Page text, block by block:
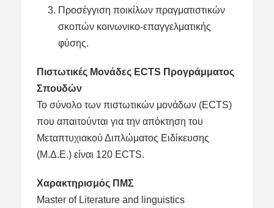
Προσέγγιση ποικίλων πραγματιστικών
σκοπών κοινωνικο-επαγγελματικής
φύσης.
Πιστωτικές Μονάδες ECTS Προγράμματος
Σπουδών
Το σύνολο των πιστωτικών μονάδων (ECTS)
που απαιτούνται για την απόκτηση του
Μεταπτυχιακού Διπλώματος Ειδίκευσης
(Μ.Δ.Ε.) είναι 120 ECTS.
Χαρακτηρισμός ΠΜΣ
Master of Literature and linguistics